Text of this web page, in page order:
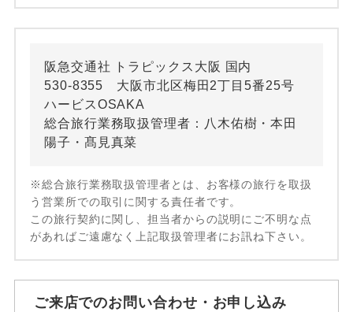
阪急交通社 トラピックス大阪 国内
530-8355 大阪市北区梅田2丁目5番25号
ハービスOSAKA
総合旅行業務取扱管理者：八木佑樹・本田
陽子・髙見真菜
※総合旅行業務取扱管理者とは、お客様の旅行を取扱
う営業所での取引に関する責任者です。
この旅行契約に関し、担当者からの説明にご不明な点
があればご遠慮なく上記取扱管理者にお訊ね下さい。
ご来店でのお問い合わせ・お申し込み